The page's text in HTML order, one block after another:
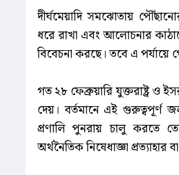
দীর্ঘমেয়াদি সমঝোতায়
ধরে রাখা এবং আলোচনার
বিবেচনা করছে। তবে এ
গত ২৮ ফেব্রুয়ারি যুক্তরাষ্ট্র ও
দেয়। বর্তমানে এই গুরুত্বপূর্ণ
প্রণালি পুনরায় চালু করতে
অর্থনৈতিক নিষেধাজ্ঞা